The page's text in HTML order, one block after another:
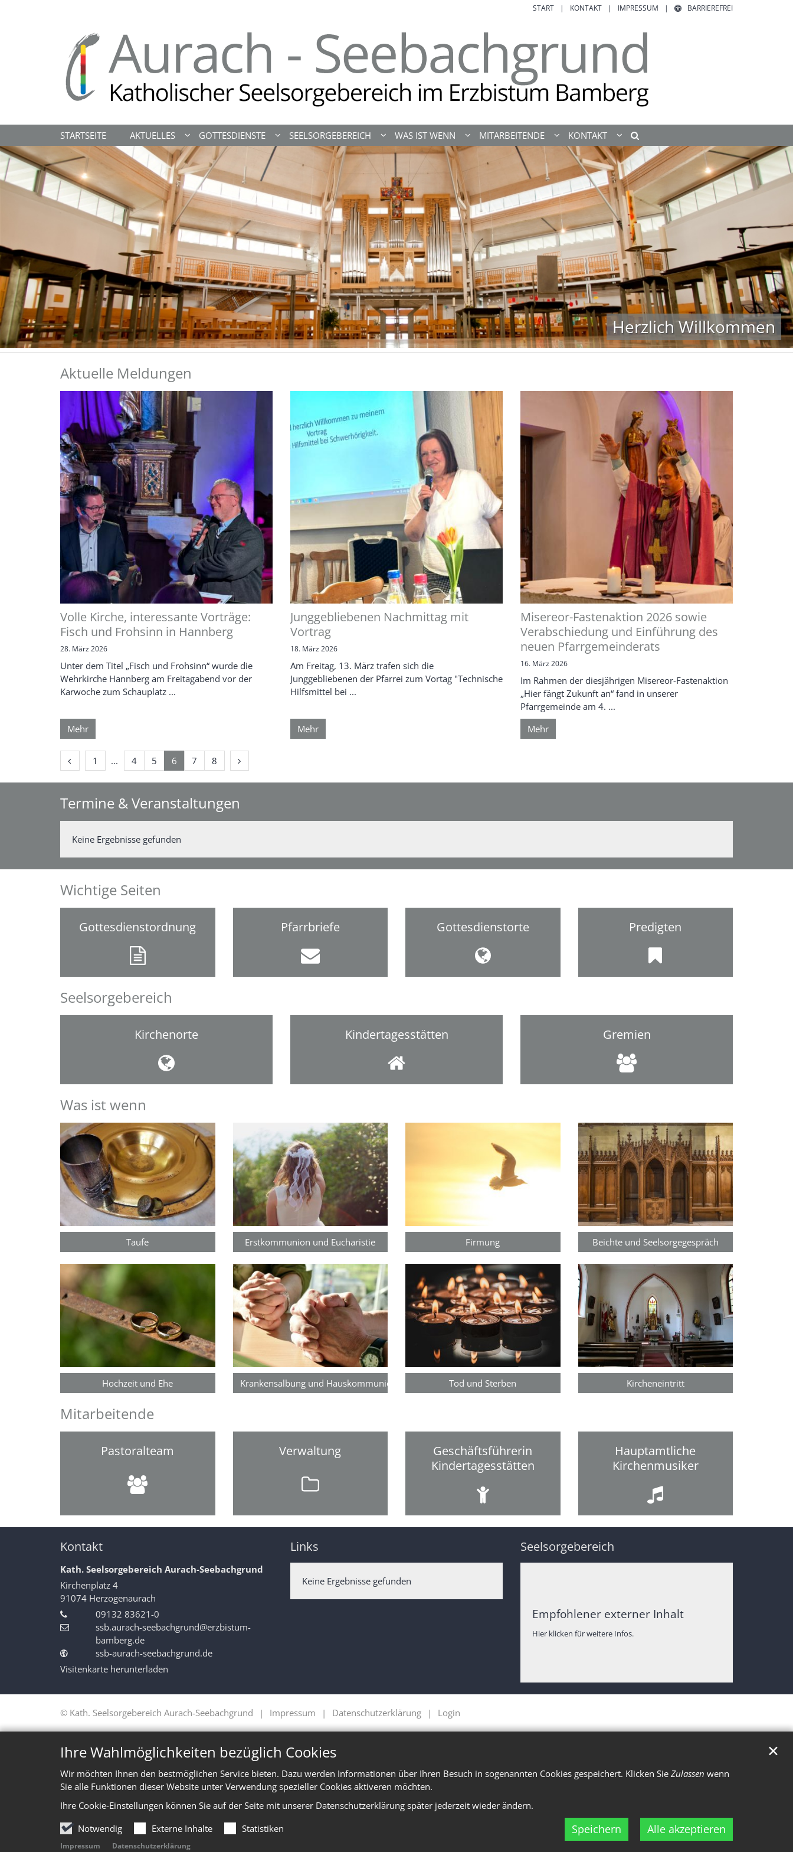
Ihre Wahlmöglichkeiten bezüglich Cookies
Wir möchten Ihnen den bestmöglichen Service bieten. Dazu werden Informationen über Ihren Besuch in sogenannten Cookies gespeichert. Klicken Sie Zulassen wenn
Sie alle Funktionen dieser Website unter Verwendung spezieller Cookies aktiveren möchten.
Ihre Cookie-Einstellungen können Sie auf der Seite mit unserer Datenschutzerklärung später jederzeit wieder ändern.
Notwendig
Externe Inhalte Statistiken Speichern Alle akzeptieren
✕
Impressum Datenschutzerklärung
START KONTAKT IMPRESSUM BARRIEREFREI
STARTSEITE AKTUELLES GOTTESDIENSTE SEELSORGEBEREICH WAS IST WENN MITARBEITENDE KONTAKT
Herzlich Willkommen
Aktuelle Meldungen
Volle Kirche, interessante Vorträge:
Fisch und Frohsinn in Hannberg
28. März 2026
Unter dem Titel „Fisch und Frohsinn“ wurde die
Wehrkirche Hannberg am Freitagabend vor der
Karwoche zum Schauplatz ...
Mehr
Junggebliebenen Nachmittag mit
Vortrag
18. März 2026
Am Freitag, 13. März trafen sich die
Junggebliebenen der Pfarrei zum Vortag "Technische
Hilfsmittel bei ...
Mehr
Misereor-Fastenaktion 2026 sowie
Verabschiedung und Einführung des
neuen Pfarrgemeinderats
16. März 2026
Im Rahmen der diesjährigen Misereor-Fastenaktion
„Hier fängt Zukunft an“ fand in unserer
Pfarrgemeinde am 4. ...
Mehr
Vorherige Seite
Erste Seite
1 4 5 6 7 8 Nächste Seite
Termine & Veranstaltungen
Keine Ergebnisse gefunden
Wichtige Seiten
Gottesdienstordnung Pfarrbriefe Gottesdienstorte Predigten
Seelsorgebereich
Kirchenorte Kindertagesstätten Gremien
Was ist wenn
Taufe
Hochzeit und Ehe
Erstkommunion und Eucharistie
Krankensalbung und Hauskommunion
Firmung
Tod und Sterben
Beichte und Seelsorgegespräch
Kircheneintritt
Mitarbeitende
Pastoralteam Verwaltung
Geschäftsführerin
Kindertagesstätten
Hauptamtliche
Kirchenmusiker
Kontakt
Kath. Seelsorgebereich Aurach-Seebachgrund
Kirchenplatz 4
91074 Herzogenaurach
09132 83621-0
ssb.aurach-seebachgrund@erzbistum-
bamberg.de
ssb-aurach-seebachgrund.de
Visitenkarte herunterladen
Links
Keine Ergebnisse gefunden
Seelsorgebereich
Empfohlener externer Inhalt
Hier klicken für weitere Infos.
© Kath. Seelsorgebereich Aurach-Seebachgrund Impressum Datenschutzerklärung Login